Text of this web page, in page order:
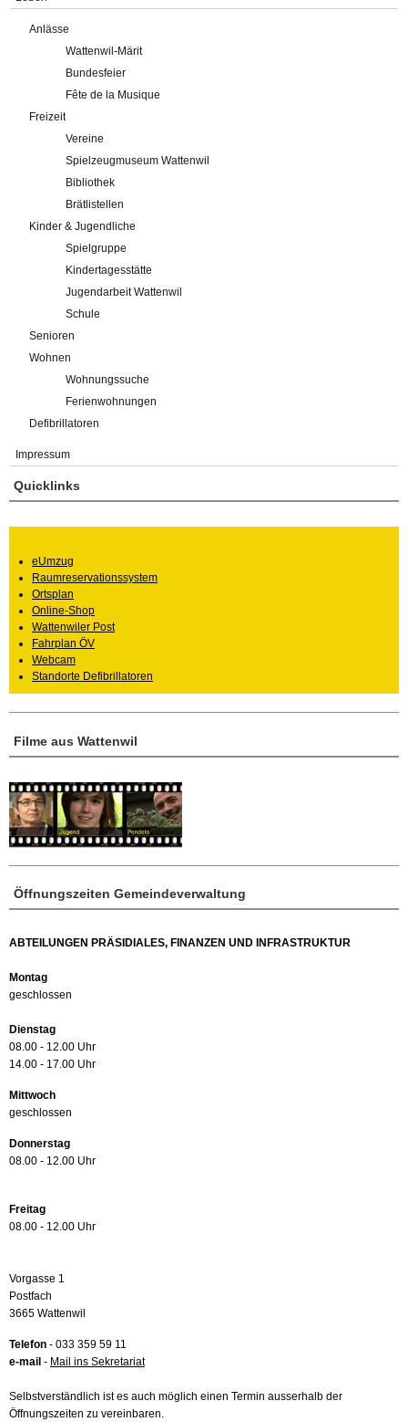
Anlässe
Wattenwil-Märit
Bundesfeier
Fête de la Musique
Freizeit
Vereine
Spielzeugmuseum Wattenwil
Bibliothek
Brätlistellen
Kinder & Jugendliche
Spielgruppe
Kindertagesstätte
Jugendarbeit Wattenwil
Schule
Senioren
Wohnen
Wohnungssuche
Ferienwohnungen
Defibrillatoren
Impressum
Öffnungszeiten Gemeindeverwaltung
ABTEILUNGEN PRÄSIDIALES, FINANZEN UND INFRASTRUKTUR
Montag
geschlossen
Dienstag
08.00 - 12.00 Uhr
14.00 - 17.00 Uhr
Mittwoch
geschlossen
Donnerstag
08.00 - 12.00 Uhr
Freitag
08.00 - 12.00 Uhr
Vorgasse 1
Postfach
3665 Wattenwil
Telefon - 033 359 59 11
e-mail - Mail ins Sekretariat
Selbstverständlich ist es auch möglich einen Termin ausserhalb der
Öffnungszeiten zu vereinbaren.
Filme aus Wattenwil
Quicklinks
eUmzug
Raumreservationssystem
Ortsplan
Online-Shop
Wattenwiler Post
Fahrplan ÖV
Webcam
Standorte Defibrillatoren